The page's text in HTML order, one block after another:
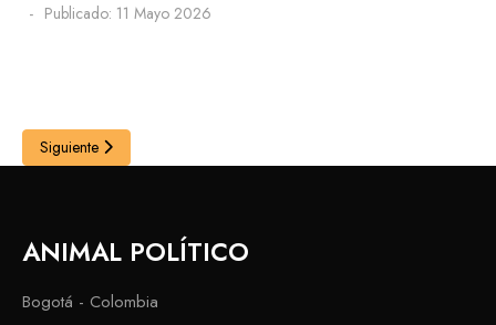
Publicado: 11 Mayo 2026
Siguiente
ANIMAL POLÍTICO
Bogotá - Colombia